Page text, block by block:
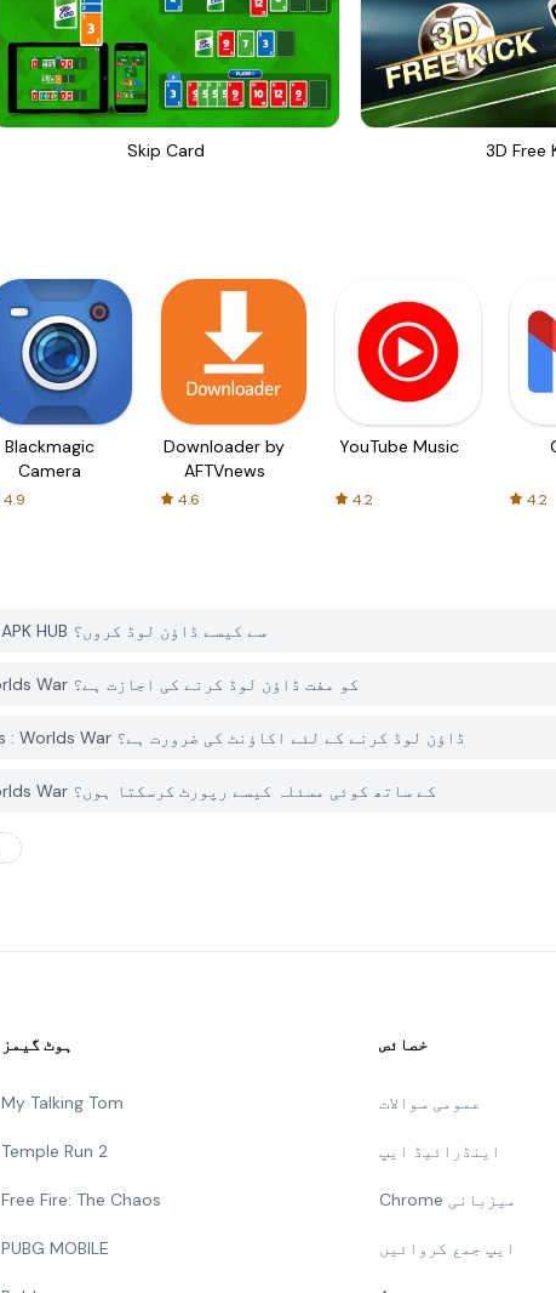
Skip Card 3D Free
Blackmagic
Camera
4.9
Downloader by
AFTVnews
4.6
YouTube Music
4.2 4.2
میں Army of Soldiers : Worlds War کو PGYER APK HUB سے کیسے ڈاؤن لوڈ کروں؟
کیا PGYER APK HUB پر Army of Soldiers : Worlds War کو مفت ڈاؤن لوڈ کرنے کی اجازت ہے؟
کیا مجھے PGYER APK HUB سے Army of Soldiers : Worlds War ڈاؤن لوڈ کرنے کے لئے اکاؤنٹ کی ضرورت ہے؟
میں PGYER APK HUB پر Army of Soldiers : Worlds War کے ساتھ کوئی مسئلہ کیسے رپورٹ کرسکتا ہوں؟
ہوٹ گیمز
My Talking Tom
Temple Run 2
Free Fire: The Chaos
PUBG MOBILE
خصائص
عمومی سوالات
اینڈرائیڈ ایپ
Chrome میزبانی
ایپ جمع کروائیں